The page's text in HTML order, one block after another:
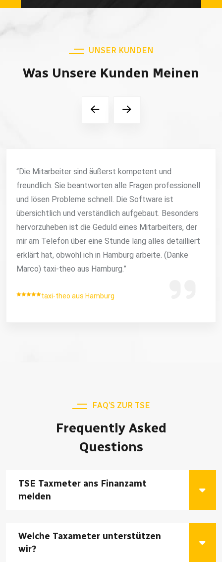
UNSER KUNDEN
Was Unsere Kunden Meinen
“Die Mitarbeiter sind äußerst kompetent und
freundlich. Sie beantworten alle Fragen professionell
und lösen Probleme schnell. Die Software ist
übersichtlich und verständlich aufgebaut. Besonders
hervorzuheben ist die Geduld eines Mitarbeiters, der
mir am Telefon über eine Stunde lang alles detailliert
erklärt hat, obwohl ich in Hamburg arbeite. (Danke
Marco) taxi-theo aus Hamburg.”
taxi-theo aus Hamburg
FAQ’S ZUR TSE
Frequently Asked
Questions
TSE Taxmeter ans Finanzamt
melden
Welche Taxameter unterstützen
wir?